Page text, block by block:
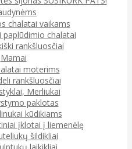
chalatai vaikams
paplūdimio chalatai
rankšluosčiai
Mamai
moterims
rankšluosčiai
Merliukai
paklotas
kūdikiams
įklotai į liemenėlę
šildikliai
laikikliai